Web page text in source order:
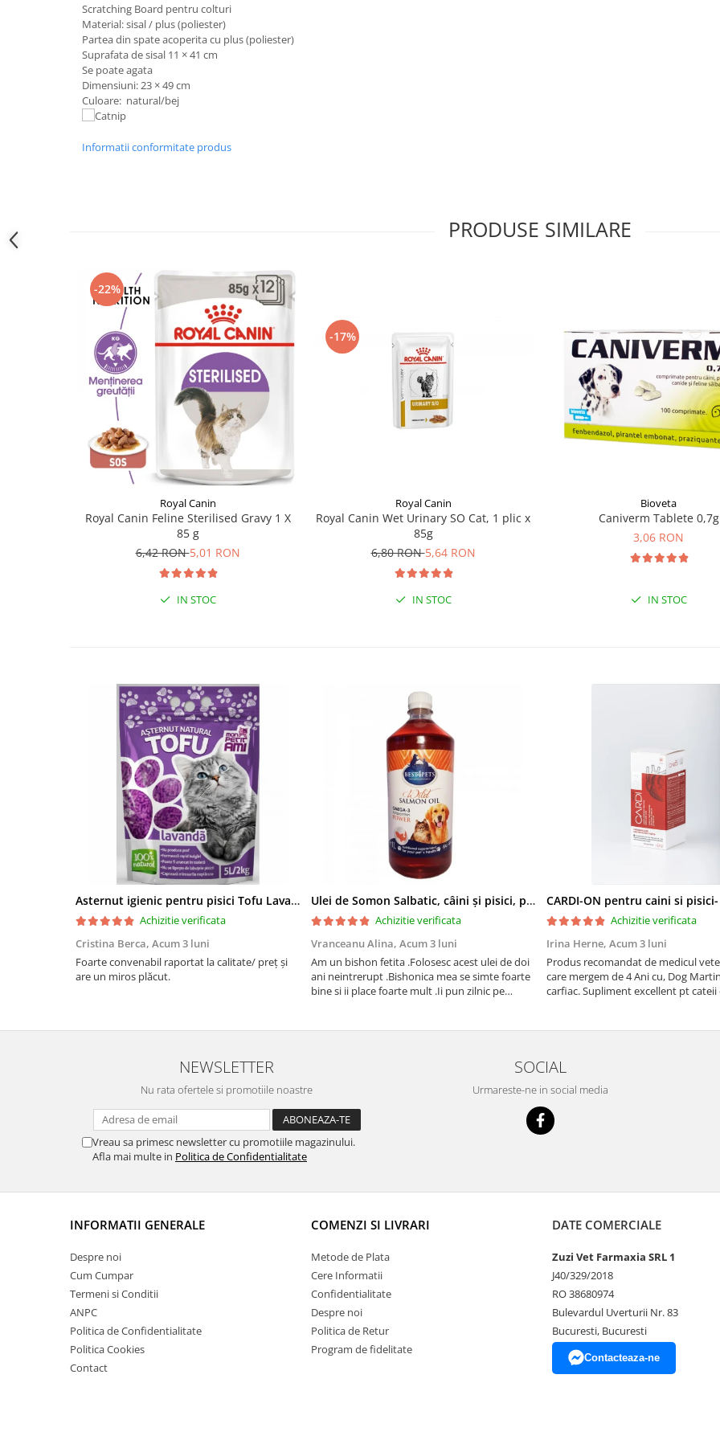
Sampoane si Balsamuri
Servetele Umede
Covorase absorbante
Curatare Ochi
Igiena Interior
Solutii Atractante si repelente
Custi transport - Pisici
Lese, Hamuri si Zgarzi
Paturi, perne si cosuri pentru pisici
Recompense Delicioase
Scratching Board pentru colturi
Material: sisal / plus (poliester)
Partea din spate acoperita cu plus (poliester)
Suprafata de sisal 11 × 41 cm
Se poate agata
Dimensiuni: 23 × 49 cm
Culoare: natural/bej
Informatii conformitate produs
PRODUSE SIMILARE
-22%
Royal Canin
Royal Canin Feline Sterilised Gravy 1 X
85 g
6,42 RON5,01 RON
IN STOC
-17%
Royal Canin
Royal Canin Wet Urinary SO Cat, 1 plic x
85g
6,80 RON5,64 RON
IN STOC
Bioveta
Caniverm Tablete 0,7g
3,06 RON
IN STOC
Asternut igienic pentru pisici Tofu Lavanda, Mon Petit 5 l
Achizitie verificata
Cristina Berca, Acum 3 luni
Foarte convenabil raportat la calitate/ preț și
are un miros plăcut.
Ulei de Somon Salbatic, câini și pisici, piele si blană, BEST4PETS, 1l
Achizitie verificata
Vranceanu Alina, Acum 3 luni
Am un bishon fetita .Folosesc acest ulei de doi
ani neintrerupt .Bishonica mea se simte foarte
bine si ii place foarte mult .Ii pun zilnic pe
CARDI-ON pentru caini si
Achizitie verificata
Irina Herne, Acum 3 luni
Produs recomandat de medicul
care mergem de 4 Ani cu, Dog Martin care
carfiac. Supliment excellent pt cateii
NEWSLETTER
Nu rata ofertele si promotiile noastre
Vreau sa primesc newsletter cu promotiile magazinului.
Afla mai multe in Politica de Confidentialitate
SOCIAL
Urmareste-ne in social media
INFORMATII GENERALE
Despre noi
Cum Cumpar
Termeni si Conditii
ANPC
Politica de Confidentialitate
Politica Cookies
Contact
COMENZI SI LIVRARI
Metode de Plata
Cere Informatii
Confidentialitate
Despre noi
Politica de Retur
Program de fidelitate
DATE COMERCIALE
Zuzi Vet Farmaxia SRL 1
J40/329/2018
RO 38680974
Bulevardul Uverturii Nr. 83
Bucuresti, Bucuresti
Contacteaza-ne